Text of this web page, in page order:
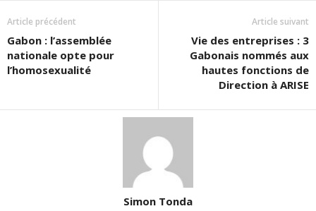
Article précédent
Gabon : l’assemblée
nationale opte pour
l’homosexualité
Article suivant
Vie des entreprises : 3
Gabonais nommés aux
hautes fonctions de
Direction à ARISE
Simon Tonda